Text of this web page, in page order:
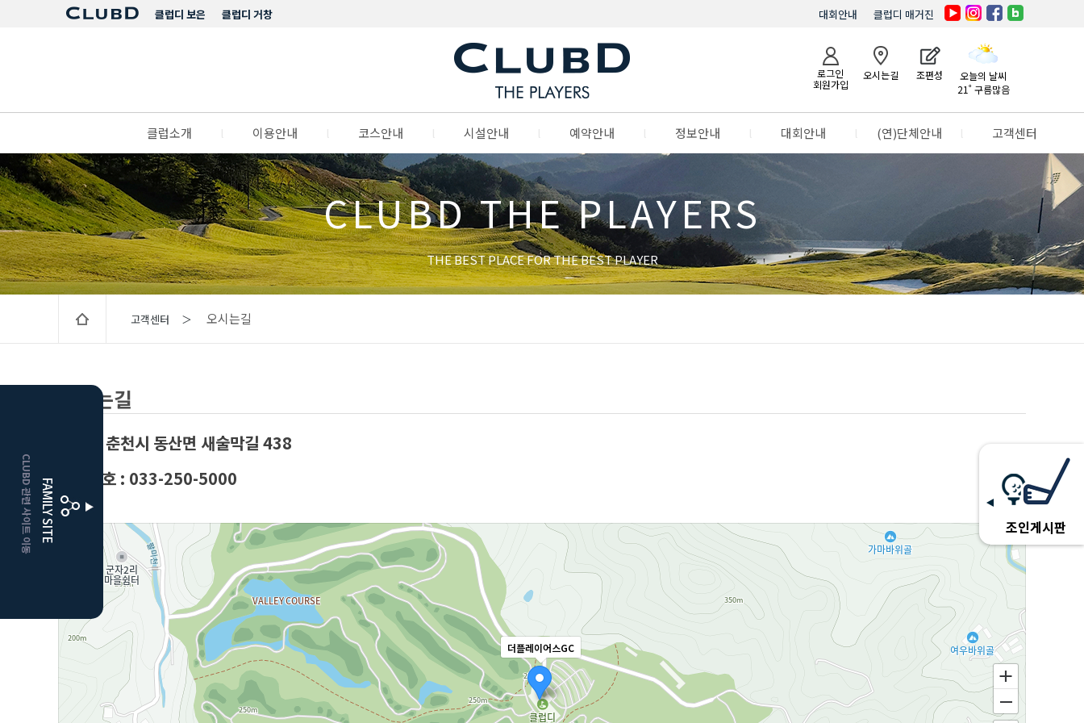
클럽디 거창
클럽디 보은 클럽디 매거진
대회안내
로그인
회원가입
오시는길 조편성
오늘의 날씨
21˚ 구름많음
클럽소개 이용안내 코스안내 시설안내 예약안내 정보안내 대회안내 (연)단체안내 고객센터
CLUBD THE PLAYERS
THE BEST PLACE FOR THE BEST PLAYER
FAMILY SITE
CLUBD 관련 사이트 이동 클럽디보은
클럽디거창 조인게시판
고객센터 ＞ 오시는길
오시는길
강원도 춘천시 동산면 새술막길 438
대표번호 : 033-250-5000
더플레이어스GC